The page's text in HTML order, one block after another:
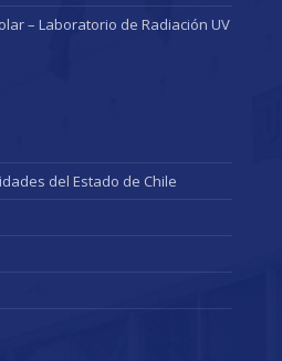
– Laboratorio de Radiación UV
del Estado de Chile